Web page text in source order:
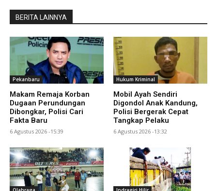
BERITA LAINNYA
Pekanbaru
Makam Remaja Korban
Dugaan Perundungan
Dibongkar, Polisi Cari
Fakta Baru
6 Agustus 2026 -15:39
Hukum Kriminal
Mobil Ayah Sendiri
Digondol Anak Kandung,
Polisi Bergerak Cepat
Tangkap Pelaku
6 Agustus 2026 -13:32